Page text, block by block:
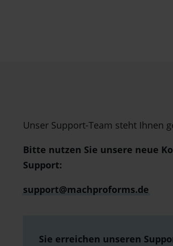
Unser Support-Team steht Ihnen
Bitte nutzen Sie unsere neue
Support:
support@machproforms.de
Sie erreichen unseren